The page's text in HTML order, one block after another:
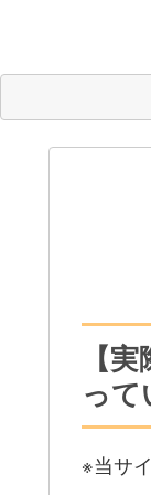
【
っ
※当サ